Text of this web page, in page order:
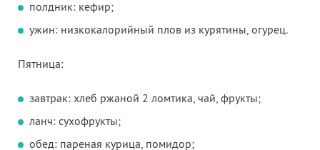
полдник: кефир;
ужин: низкокалорийный плов из курятины, огурец.
Пятница:
завтрак: хлеб ржаной 2 ломтика, чай, фрукты;
ланч: сухофрукты;
обед: пареная курица, помидор;